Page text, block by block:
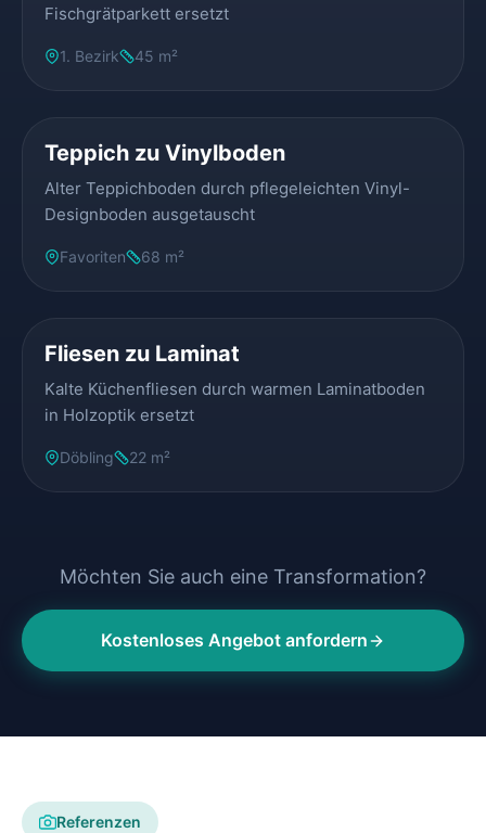
Fischgrätparkett ersetzt
1. Bezirk 45 m²
Teppich zu Vinylboden
Alter Teppichboden durch pflegeleichten Vinyl-
Designboden ausgetauscht
Favoriten 68 m²
Fliesen zu Laminat
Kalte Küchenfliesen durch warmen Laminatboden
in Holzoptik ersetzt
Döbling 22 m²
Möchten Sie auch eine Transformation?
Kostenloses Angebot anfordern
Referenzen